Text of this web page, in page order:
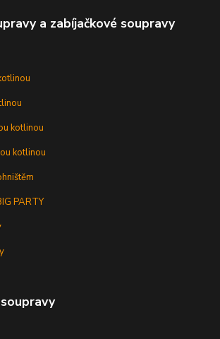
a zabíjačkové soupravy
kotlinou
kotlinou
PARTY